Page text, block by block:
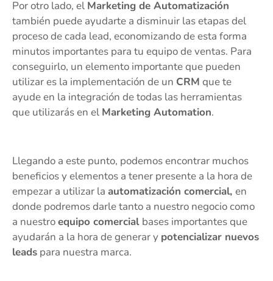
Por otro lado, el Marketing de Automatización
también puede ayudarte a disminuir las etapas del
proceso de cada lead, economizando de esta forma
minutos importantes para tu equipo de ventas. Para
conseguirlo, un elemento importante que pueden
utilizar es la implementación de un CRM que te
ayude en la integración de todas las herramientas
que utilizarás en el Marketing Automation.
Llegando a este punto, podemos encontrar muchos
beneficios y elementos a tener presente a la hora de
empezar a utilizar la automatización comercial, en
donde podremos darle tanto a nuestro negocio como
a nuestroequipo comercial bases importantes que
ayudarán a la hora de generar y potencializar nuevos
leads para nuestra marca.